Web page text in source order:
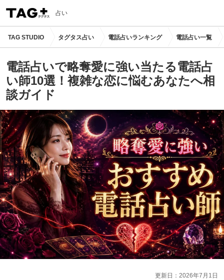
占い
TAG STUDIO タグタス占い 電話占いランキング 電話占い一覧
電話占いで略奪愛に強い当たる電話占
い師10選！複雑な恋に悩むあなたへ相
談ガイド
2026年7月1日